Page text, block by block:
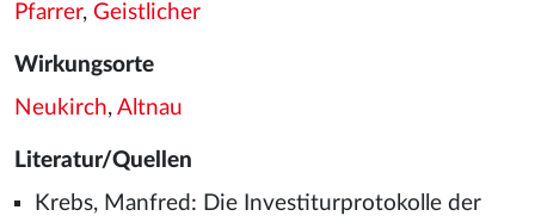
Pfarrer, Geistlicher
Wirkungsorte
Neukirch, Altnau
Literatur/Quellen
Krebs, Manfred: Die Investiturprotokolle der